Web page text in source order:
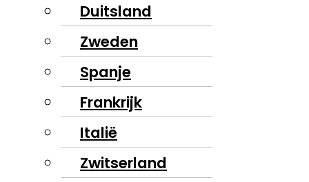
Duitsland
Zweden
Spanje
Frankrijk
Italië
Zwitserland